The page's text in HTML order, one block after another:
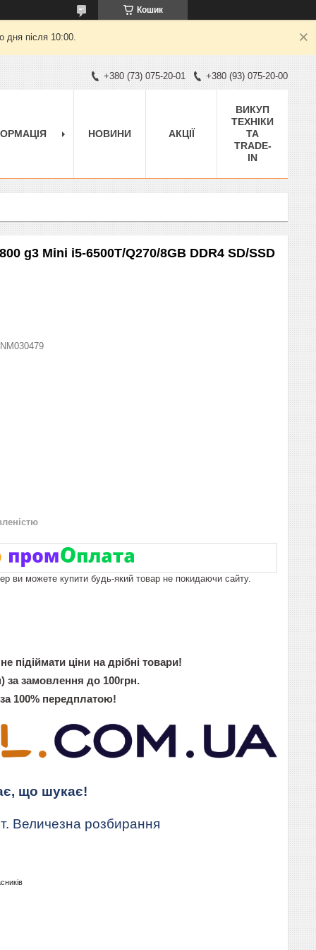
Кошик
дня після 10:00.
+380 (73) 075-20-01 +380 (93) 075-20-00
НОВИНИ АКЦІЇ
ВИКУП
ТЕХНІКИ
ТА
TRADE-
IN
g3 Mini i5-6500T/Q270/8GB DDR4 SD/SSD
NM030479
ви можете купити будь-який товар не покидаючи сайту.
підіймати ціни на дрібні товари!
за замовлення до 100грн.
100% передплатою!
що шукає!
Величезна розбирання